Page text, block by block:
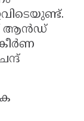
ആൻഡ്